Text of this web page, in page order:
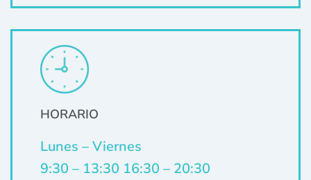
HORARIO
Lunes – Viernes
9:30 – 13:30 16:30 – 20:30